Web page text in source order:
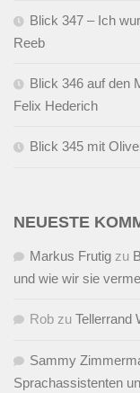
Blick 347 – Ich
Reeb
Blick 346 auf den
Felix Hederich
Blick 345 mit
NEUESTE
Markus Frutig zu
und wie wir sie
Rob zu Tellerrand
Sammy
Sprachassistenten